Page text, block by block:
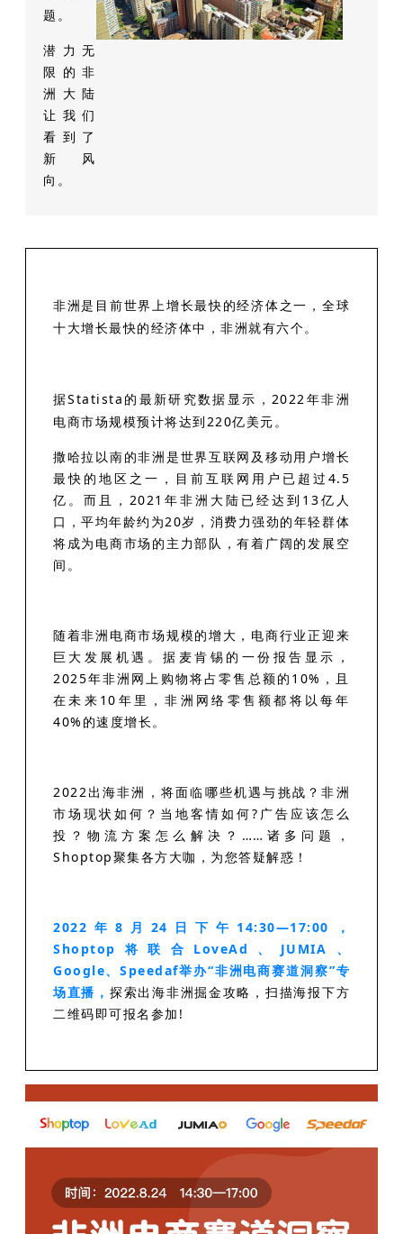
题。
潜力无
限的非
洲大陆
让我们
看到了
新风
向。
非洲是目前世界上增长最快的经济体之一，全球
十大增长最快的经济体中，非洲就有六个。
据Statista的最新研究数据显示，2022年非洲
电商市场规模预计将达到220亿美元。
撒哈拉以南的非洲是世界互联网及移动用户增长
最快的地区之一，目前互联网用户已超过4.5
亿。 而且，2021年非洲大陆已经达到13亿人
口，平均年龄约为20岁，消费力强劲的年轻群体
将成为电商市场的主力部队，有着广阔的发展空
间。
随着非洲电商市场规模的增大，电商行业正迎来
巨大发展机遇。据麦肯锡的一份报告显示，
2025年非洲网上购物将占零售总额的10%，且
在未来10年里，非洲网络零售额都将以每年
40%的速度增长。
2022出海非洲，将面临哪些机遇与挑战？非洲
市场现状如何？当地客情如何?广告应该怎么
投？物流方案怎么解决？……诸多问题，
Shoptop聚集各方大咖，为您答疑解惑！
2022年8月24日下午14:30—17:00，
Shoptop将联合LoveAd、JUMIA、
Google、Speedaf举办“非洲电商赛道洞察”专
场直播， 探索出海非洲掘金攻略，扫描海报下方
二维码即可报名参加!